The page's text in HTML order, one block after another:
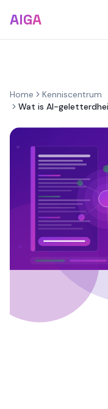
AIGA
Home
Kenniscentrum
Wat is AI-